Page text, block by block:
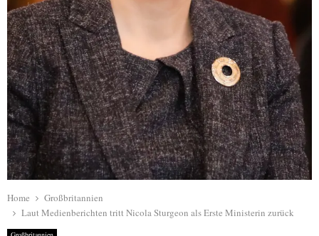
Home
Großbritannien
Laut Medienberichten tritt Nicola Sturgeon als Erste Ministerin zurück